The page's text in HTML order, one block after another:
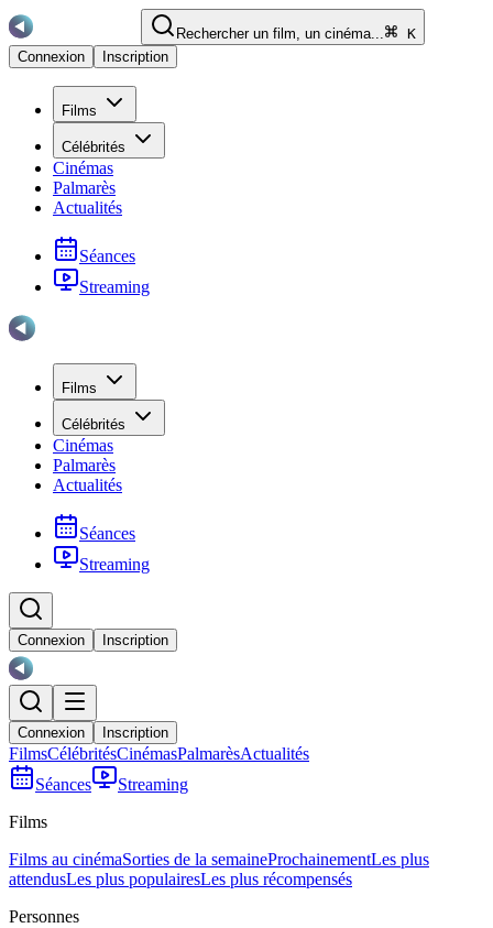
Rechercher un film, un cinéma...
K
Connexion
Inscription
Films
Célébrités
Cinémas
Palmarès
Actualités
Séances
Streaming
Films
Célébrités
Cinémas
Palmarès
Actualités
Séances
Streaming
Connexion Inscription
Connexion Inscription
FilmsCélébritésCinémasPalmarèsActualités
Séances
Streaming
Films
Films au cinémaSorties de la semaineProchainementLes plus
attendusLes plus populairesLes plus récompensés
Personnes